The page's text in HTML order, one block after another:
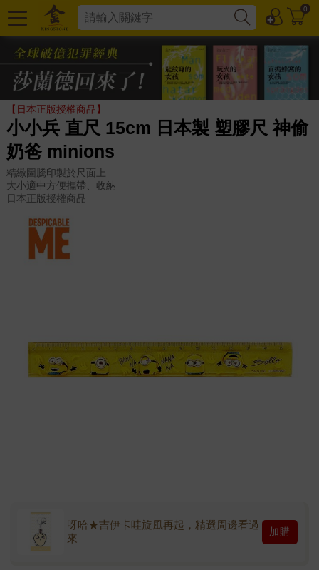
0
【日本正版授權商品】
小小兵 直尺 15cm 日本製 塑膠尺 神偷
奶爸 minions
精緻圖騰印製於尺面上
大小適中方便攜帶、收納
日本正版授權商品
呀哈★吉伊卡哇旋風再起，精選周邊看過
來
加購